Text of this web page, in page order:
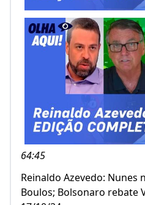
64:45
Reinaldo Azevedo: Nunes
Boulos; Bolsonaro rebate